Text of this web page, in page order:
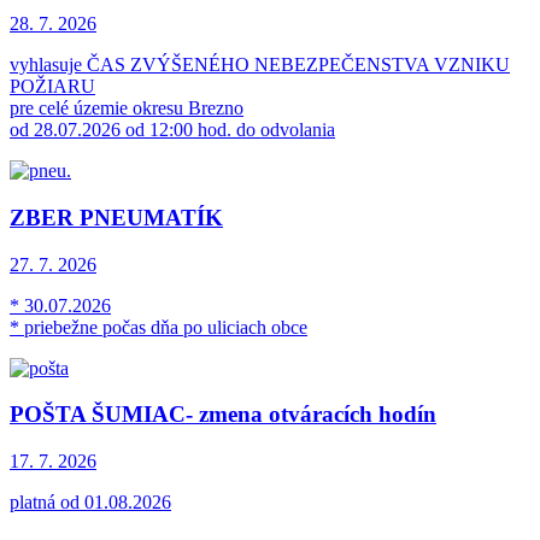
28. 7. 2026
vyhlasuje ČAS ZVÝŠENÉHO NEBEZPEČENSTVA VZNIKU
POŽIARU
pre celé územie okresu Brezno
od 28.07.2026 od 12:00 hod. do odvolania
ZBER PNEUMATÍK
27. 7. 2026
* 30.07.2026
* priebežne počas dňa po uliciach obce
POŠTA ŠUMIAC- zmena otváracích hodín
17. 7. 2026
platná od 01.08.2026